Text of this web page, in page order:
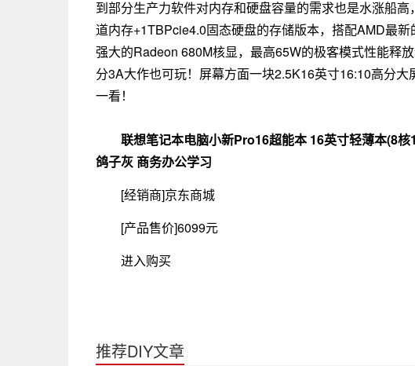
到部分生产力软件对内存和硬盘容量的需求也是水涨船
道内存+1TBPcie4.0固态硬盘的存储版本，搭配AMD最
强大的Radeon 680M核显，最高65W的极客模式性能释
分3A大作也可玩！屏幕方面一块2.5K16英寸16:10高分
一看！
联想笔记本电脑小新Pro16超能本 16英寸轻薄本(8
鸽子灰 商务办公学习
[经销商]京东商城
[产品售价]6099元
进入购买
推荐DIY文章